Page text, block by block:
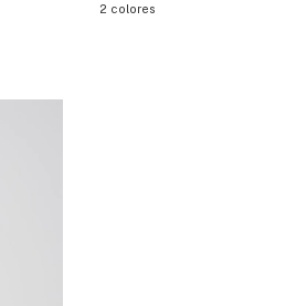
2 colores